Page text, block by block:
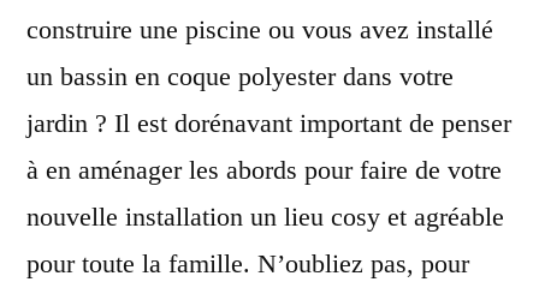
construire une piscine ou vous avez installé
un bassin en coque polyester dans votre
jardin ? Il est dorénavant important de penser
à en aménager les abords pour faire de votre
nouvelle installation un lieu cosy et agréable
pour toute la famille. N’oubliez pas, pour